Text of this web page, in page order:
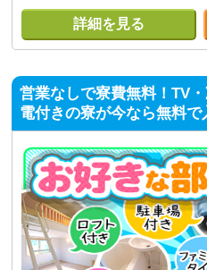
詳細を見る
営業なしで寮費無料！TV
電付きの寮が今なら無料で